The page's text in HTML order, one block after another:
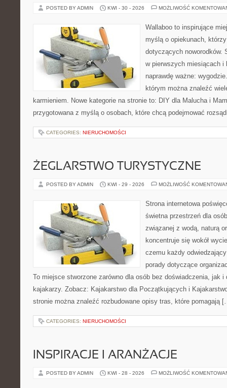
POSTED BY ADMIN KWI - 30 - 2026 MOŻLIWOŚĆ
Wallaboo to inspirujące
myślą o opiekunach,
dotyczących noworodków.
w pierwszych miesiącach
naprawdę ważne:
którym można znaleźć
karmieniem. Nowe kategorie na stronie to: DIY dla Malucha i
przygotowana z myślą o osobach, które chcą podejmować
CATEGORIES: NIERUCHOMOŚCI
ŻEGLARSTWO TURYSTYCZNE
POSTED BY ADMIN KWI - 29 - 2026 MOŻLIWOŚĆ
Strona internetowa
świetna przestrzeń dla
związanej z wodą, naturą
koncentruje się wokół
czemu każdy
porady dotyczące
To miejsce stworzone zarówno dla osób bez doświadczenia, jak i
kajakarzy. Zobacz: Kajakarstwo dla Początkujących i
stronie można znaleźć rozbudowane opisy tras, które pomagają
CATEGORIES: NIERUCHOMOŚCI
INSPIRACJE I ARANŻACJE
POSTED BY ADMIN KWI - 28 - 2026 MOŻLIWOŚĆ